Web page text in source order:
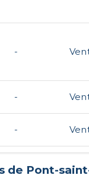
-
-
-
de Pont-